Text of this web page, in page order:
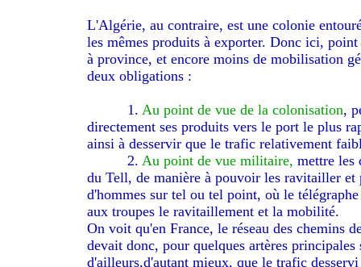
L'Algérie, au contraire, est une colonie
les mêmes produits à exporter. Donc ici,
à province, et encore moins de mobilisation
deux obligations :
1. Au point de vue de la colonisation,
directement ses produits vers le port le plus
ainsi à desservir que le trafic relativement
2. Au point de vue militaire, mettre les
du Tell, de manière à pouvoir les ravitailler
d'hommes sur tel ou tel point, où le
aux troupes le ravitaillement et la mobilité.
On voit qu'en France, le réseau des chemins
devait donc, pour quelques artères
d'ailleurs,d'autant mieux, que le trafic